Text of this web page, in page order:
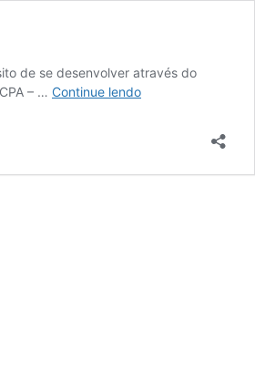
de se desenvolver através do
– … Continue lendoManual